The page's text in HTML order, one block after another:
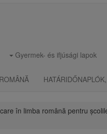
Gyermek- és ifjúsági lapok
în limba română pentru